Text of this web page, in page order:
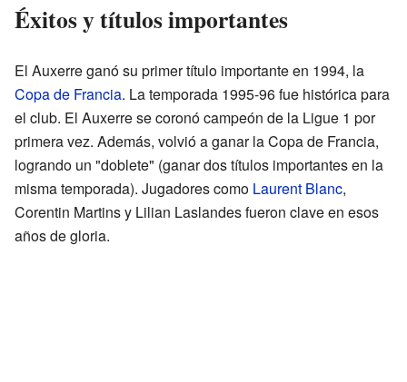
Éxitos y títulos importantes
El Auxerre ganó su primer título importante en 1994, la
Copa de Francia. La temporada 1995-96 fue histórica para
el club. El Auxerre se coronó campeón de la Ligue 1 por
primera vez. Además, volvió a ganar la Copa de Francia,
logrando un "doblete" (ganar dos títulos importantes en la
misma temporada). Jugadores como Laurent Blanc,
Corentin Martins y Lilian Laslandes fueron clave en esos
años de gloria.